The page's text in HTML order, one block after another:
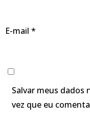
E-mail *
Salvar meus dados
vez que eu